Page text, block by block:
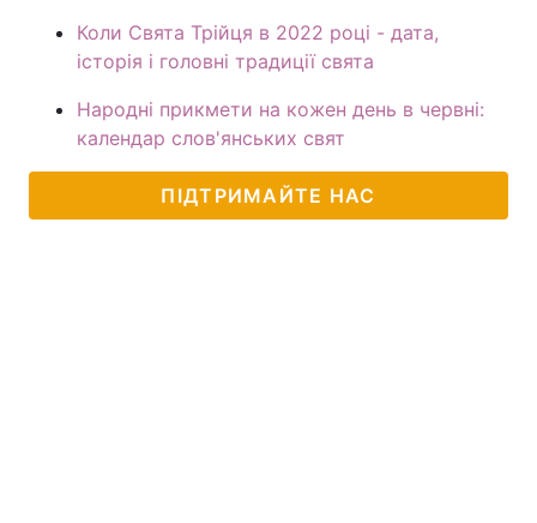
Коли Свята Трійця в 2022 році - дата,
історія і головні традиції свята
Народні прикмети на кожен день в червні:
календар слов'янських свят
ПІДТРИМАЙТЕ НАС